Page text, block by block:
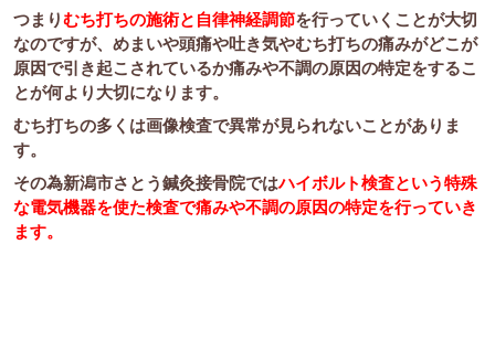
つまりむち打ちの施術と自律神経調節を行っていくことが大切
なのですが、めまいや頭痛や吐き気やむち打ちの痛みがどこが
原因で引き起こされているか痛みや不調の原因の特定をするこ
とが何より大切になります。
むち打ちの多くは画像検査で異常が見られないことがありま
す。
その為新潟市さとう鍼灸接骨院ではハイボルト検査という特殊
な電気機器を使た検査で痛みや不調の原因の特定を行っていき
ます。